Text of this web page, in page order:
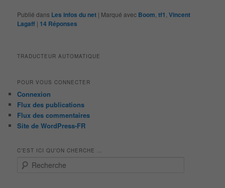
Publié dans Les infos du net | Marqué avec Boom ,tf1 ,Vincent
Lagaff | 14 Réponses
TRADUCTEUR AUTOMATIQUE
POUR VOUS CONNECTER
Connexion
Flux des publications
Flux des commentaires
Site de WordPress-FR
C’EST ICI QU’ON CHERCHE …